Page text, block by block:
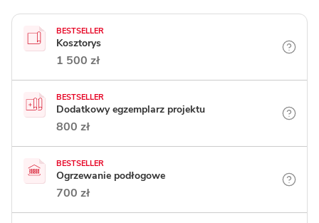
BESTSELLER
Kosztorys
1 500 zł
BESTSELLER
Dodatkowy egzemplarz projektu
800 zł
BESTSELLER
Ogrzewanie podłogowe
700 zł